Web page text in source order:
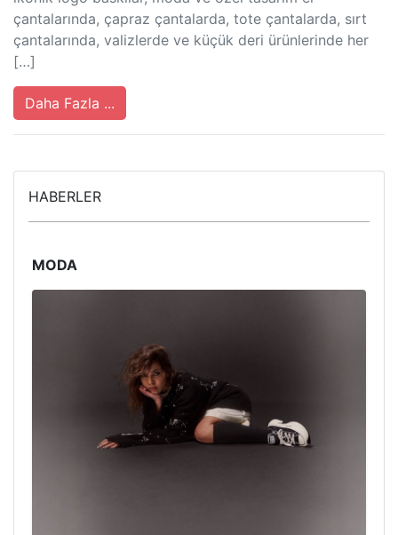
çantalarında, çapraz çantalarda, tote çantalarda, sırt
çantalarında, valizlerde ve küçük deri ürünlerinde her
[…]
Daha Fazla ...
HABERLER
MODA